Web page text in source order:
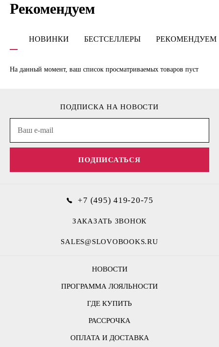
Рекомендуем
НОВИНКИ БЕСТСЕЛЛЕРЫ РЕКОМЕНДУЕМ
На данный момент, ваш список просматриваемых товаров пуст
НОВОСТИ
ПРОГРАММА ЛОЯЛЬНОСТИ
ГДЕ КУПИТЬ
РАССРОЧКА
ОПЛАТА И ДОСТАВКА
ПОДПИСКА НА НОВОСТИ
ПОДПИСАТЬСЯ
+7 (495) 419-20-75
ЗАКАЗАТЬ ЗВОНОК
SALES@SLOVOBOOKS.RU